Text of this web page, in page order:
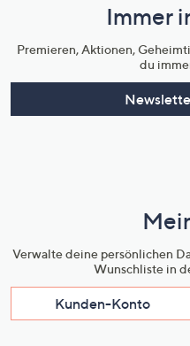
Immer
Premieren, Aktionen,
du
Verwalte deine persönlichen
Wunschliste in
Kunden-Konto